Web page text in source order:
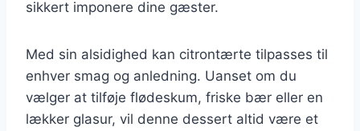
sikkert imponere dine gæster.
Med sin alsidighed kan citrontærte tilpasses til
enhver smag og anledning. Uanset om du
vælger at tilføje flødeskum, friske bær eller en
lækker glasur, vil denne dessert altid være et